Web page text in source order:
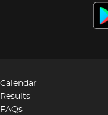
Calendar
Results
FAQs